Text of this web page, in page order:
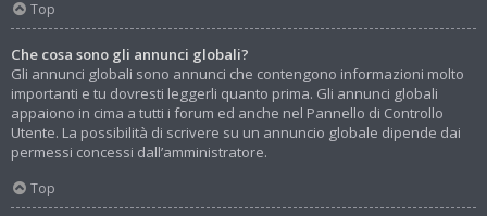
Top
Che cosa sono gli annunci globali?
Gli annunci globali sono annunci che contengono informazioni molto
importanti e tu dovresti leggerli quanto prima. Gli annunci globali
appaiono in cima a tutti i forum ed anche nel Pannello di Controllo
Utente. La possibilità di scrivere su un annuncio globale dipende dai
permessi concessi dall’amministratore.
Top